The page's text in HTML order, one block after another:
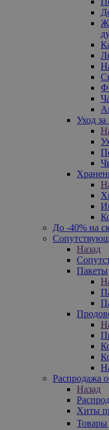
Уход за
До -40% на
Назад
Пакеты
Распродажа
Назад
Хиты
Товары